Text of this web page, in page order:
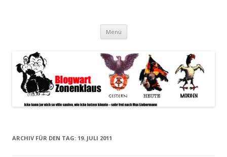
spiegeln im wesentlichen den Gesundheitszustand dieser unserer
Menü Zum
springen
ARCHIV FÜR DEN TAG: 19. JULI 2011